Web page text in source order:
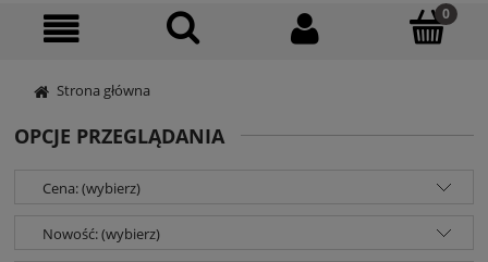
Strona główna
OPCJE PRZEGLĄDANIA
Cena: (wybierz)
Nowość: (wybierz)